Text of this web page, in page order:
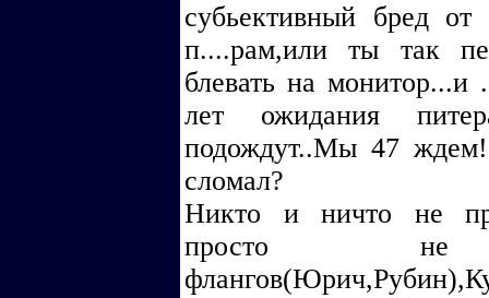
субьективный бред от
п....рам,или ты так
блевать на монитор...и
лет ожидания
подождут..Мы 47
сломал?
Никто и ничто не
просто не